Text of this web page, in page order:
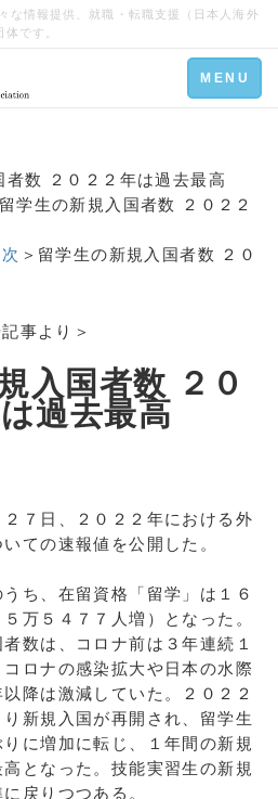
な情報提供、就職・転職支援（日本人海外
です。
Toggle
navigation
MENU
者数 ２０２２年は過去最高
学生の新規入国者数 ２０２２
＞留学生の新規入国者数 ２０
事より＞
入国者数 ２０
過去最高
７日、２０２２年における外
ての速報値を公開した。
ち、在留資格「留学」は１６
万５４７７人増）となった。
数は、コロナ前は３年連続１
ロナの感染拡大や日本の水際
降は激減していた。２０２２
新規入国が再開され、留学生
に増加に転じ、１年間の新規
となった。技能実習生の新規
戻りつつある。